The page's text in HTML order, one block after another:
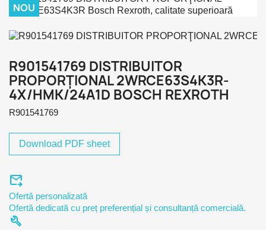
NOU
R901541769 DISTRIBUITOR
PROPORŢIONAL 2WRCE63S4K3R-
4X/HMK/24A1D BOSCH REXROTH
R901541769
Download PDF sheet
forward_to_inbox
Ofertă personalizată
Ofertă dedicată cu preț preferențial și consultanță comercială.
build